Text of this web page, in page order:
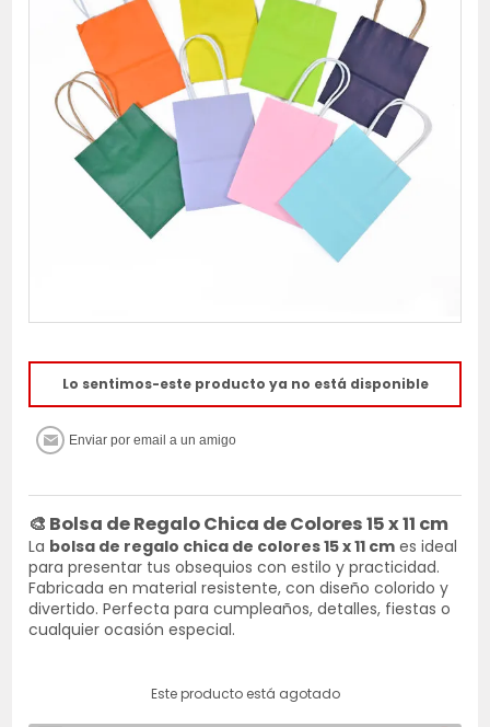
Lo sentimos-este producto ya no está disponible
🎨 Bolsa de Regalo Chica de Colores 15 x 11 cm
La bolsa de regalo chica de colores 15 x 11 cm es ideal
para presentar tus obsequios con estilo y practicidad.
Fabricada en material resistente, con diseño colorido y
divertido. Perfecta para cumpleaños, detalles, fiestas o
cualquier ocasión especial.
Este producto está agotado